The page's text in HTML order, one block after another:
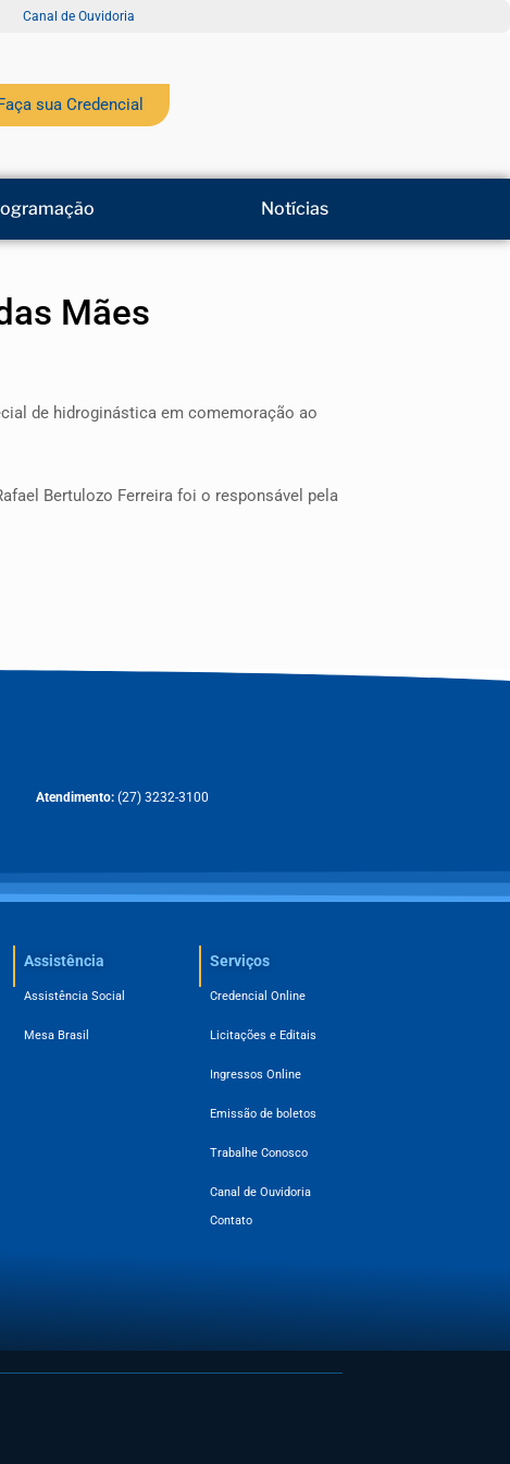
Canal de Ouvidoria
sua Credencial
Notícias
Mães
de hidroginástica em comemoração ao
Bertulozo Ferreira foi o responsável pela
Atendimento: (27) 3232-3100
Assistência
Assistência Social
Mesa Brasil
Serviços
Credencial Online
Licitações e Editais
Ingressos Online
Emissão de boletos
Trabalhe Conosco
Canal de Ouvidoria
Contato